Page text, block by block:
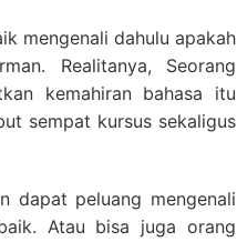
mengenali dahulu apakah
Realitanya, Seorang
kemahiran bahasa itu
sempat kursus sekaligus
dapat peluang mengenali
Atau bisa juga orang